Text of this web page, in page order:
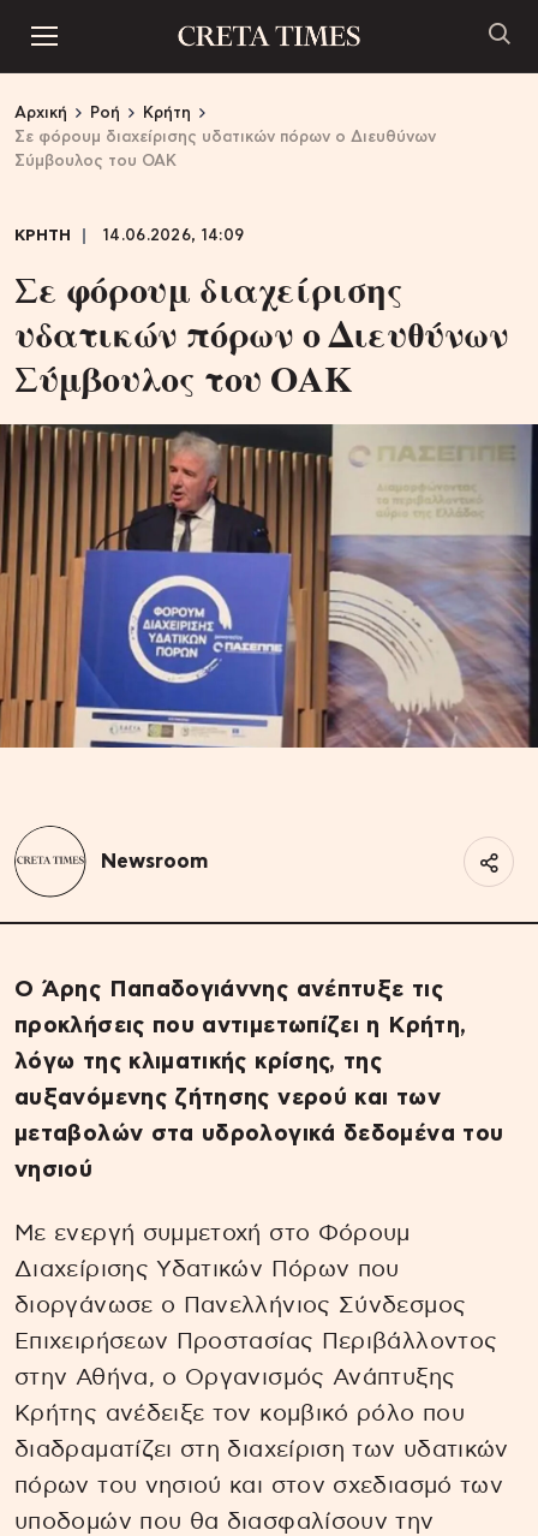
Αρχική Ροή
Κρήτη
Σε φόρουμ διαχείρισης υδατικών πόρων ο Διευθύνων
Σύμβουλος του ΟΑΚ
ΚΡΗΤΗ 14.06.2026, 14:09
Σε φόρουμ διαχείρισης
υδατικών πόρων ο Διευθύνων
Σύμβουλος του ΟΑΚ
Newsroom
Ο Άρης Παπαδογιάννης ανέπτυξε τις
προκλήσεις που αντιμετωπίζει η Κρήτη,
λόγω της κλιματικής κρίσης, της
αυξανόμενης ζήτησης νερού και των
μεταβολών στα υδρολογικά δεδομένα του
νησιού
Με ενεργή συμμετοχή στο Φόρουμ
Διαχείρισης Υδατικών Πόρων που
διοργάνωσε ο Πανελλήνιος Σύνδεσμος
Επιχειρήσεων Προστασίας Περιβάλλοντος
στην Αθήνα, ο Οργανισμός Ανάπτυξης
Κρήτης ανέδειξε τον κομβικό ρόλο που
διαδραματίζει στη διαχείριση των υδατικών
πόρων του νησιού και στον σχεδιασμό των
υποδομών που θα διασφαλίσουν την